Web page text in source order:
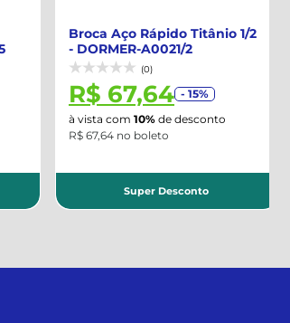
Broca Aço Rápido Titânio 1/2
- DORMER-A0021/2
(0)
R$ 67,64 - 15%
à vista com10%de desconto
R$ 67,64 no boleto
Super Desconto